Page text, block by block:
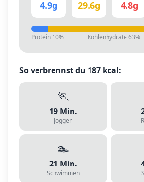
4.9g 29.6g 4.8g
Protein 10% Kohlenhydrate 63%
So verbrennst du 187 kcal:
🏃
19 Min.
Joggen
🏊
21 Min.
Schwimmen